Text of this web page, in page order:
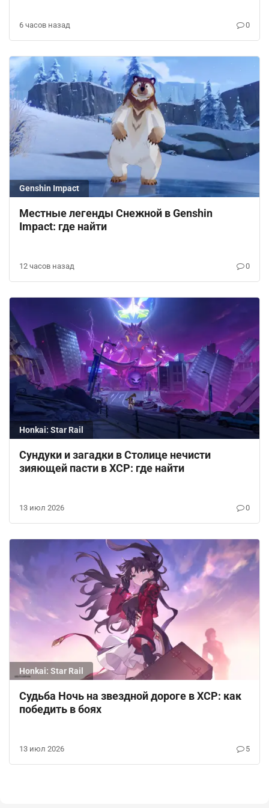
6 часов назад 0
Genshin Impact
Местные легенды Снежной в Genshin
Impact: где найти
12 часов назад 0
Honkai: Star Rail
Сундуки и загадки в Столице нечисти
зияющей пасти в ХСР: где найти
13 июл 2026 0
Honkai: Star Rail
Судьба Ночь на звездной дороге в ХСР: как
победить в боях
13 июл 2026 5